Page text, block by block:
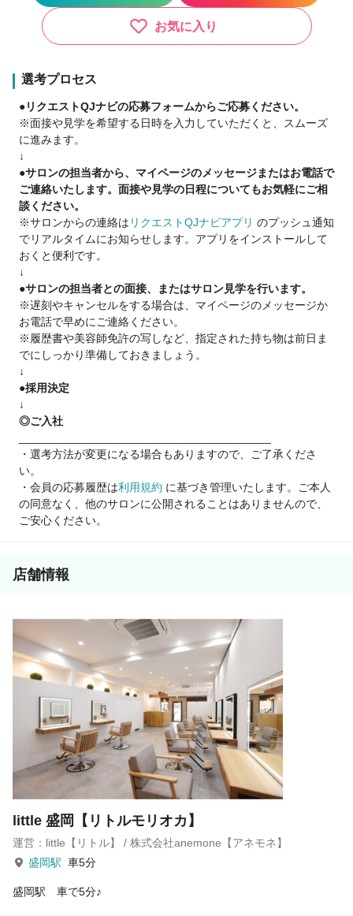
・５０万円の保障給 （月22日出勤）
・４０万円の保障給 （月18日出勤）
・３０万円の保障給 （短時間・20日出勤）
➡️あなたの働き方に合わせて、最適な条件を選べる安心サポー
🍀安心の報酬保証🍀
フリー：40％バック
指名 ：50％バック
面貸 ：60％バック
総売上100万（税込）超えると報酬5％UP
100万超えるスタッフ多数在籍！！
🌷littleの特徴🌷
・インボイス費用は2%会社が負担
・売上に応じてしっかりスタッフに還元
・シェアサロンは場所代０円＆80％バック
・店舗の目標売上達成でボーナスまたは社員旅行制度アリ（韓
国予定）
💠お休み
【自由出勤】です♪
・月６日 👉 しっかり収入を得たい方
・月10日 👉 プライベートとのバランスを重視している方
・月15日 👉 自分らしいペースで安定して働きたい方
🔄️正社員 ⇔ 業務委託 切り替えOK
✔️まずは正社員で安定
✔️慣れたら業務委託に挑戦
➡️ライフステージが変わっても続けられます
まずは見学・ご相談だけでもOK！
無理なく、でもちゃんと稼げる。
そんな働き方を探している方へ。
little【リトル】で新しいスタートを始めてみませんか？✨
お気に入り
選考プロセス
●リクエストQJナビの応募フォームからご応募ください。
※面接や見学を希望する日時を入力していただくと、スムーズ
に進みます。
↓
●サロンの担当者から、マイページのメッセージまたはお電話で
ご連絡いたします。面接や見学の日程についてもお気軽にご相
談ください。
※サロンからの連絡は リクエストQJナビアプリ のプッシュ通知
でリアルタイムにお知らせします。アプリをインストールして
おくと便利です。
↓
●サロンの担当者との面接、またはサロン見学を行います。
※遅刻やキャンセルをする場合は、マイページのメッセージか
お電話で早めにご連絡ください。
※履歴書や美容師免許の写しなど、指定された持ち物は前日ま
でにしっかり準備しておきましょう。
↓
●採用決定
↓
◎ご入社
・選考方法が変更になる場合もありますので、ご了承くださ
い。
・会員の応募履歴は利用規約 に基づき管理いたします。ご本人
の同意なく、他のサロンに公開されることはありませんので、
ご安心ください。
店舗情報
little 盛岡【リトルモリオカ】
運営：little【リトル】 / 株式会社anemone【アネモネ】
盛岡駅 車5分
盛岡駅 車で5分♪